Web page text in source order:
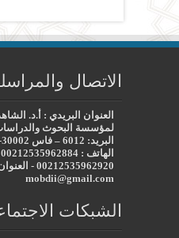
الاتصال
العنوان البريدي : أ.د.
لمؤسسة البحوث
البريد: 6012 – فاس 30002- المملكة المغربية.
mobdii@gmail.com
الشبكات